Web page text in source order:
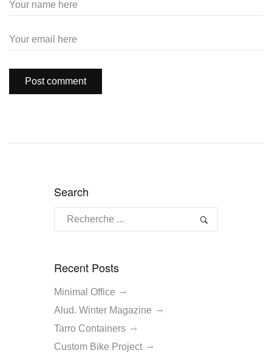
Search
Recent Posts
Minimal Office
Alud. Winter Magazine
Tarro Containers
Custom Bike Project